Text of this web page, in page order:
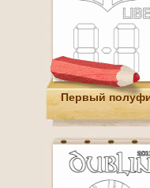
Первый